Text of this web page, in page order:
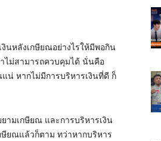
นหลังเกษียณอย่างไรให้มีพอกิน
ไม่สามารถควบคุมได้ นั่นคือ
แน่ หากไม่มีการบริหารเงินที่ดี ก็
ามเกษียณ และการบริหารเงิน
ษียณแล้วก็ตาม ทว่าหากบริหาร